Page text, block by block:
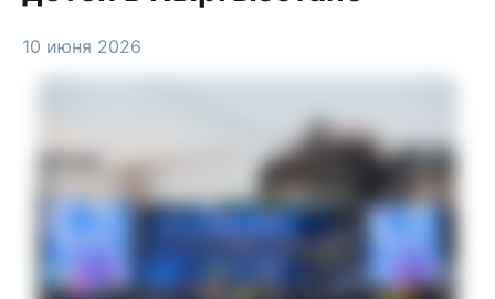
10 июня 2026